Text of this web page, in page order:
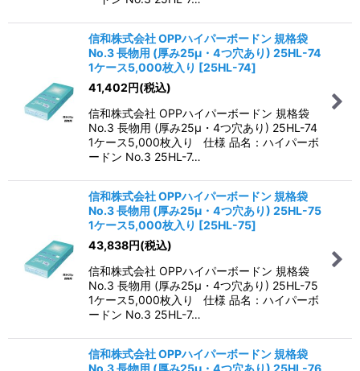
信和株式会社 OPPハイパーボードン 規格袋
No.3 長物用 (厚み25μ・4つ穴あり) 25HL-74
1ケース5,000枚入り [25HL-74]
41,402円(税込)
信和株式会社 OPPハイパーボードン 規格袋
No.3 長物用 (厚み25μ・4つ穴あり) 25HL-74
1ケース5,000枚入り 仕様 品名：ハイパーボ
ードン No.3 25HL-7…
信和株式会社 OPPハイパーボードン 規格袋
No.3 長物用 (厚み25μ・4つ穴あり) 25HL-75
1ケース5,000枚入り [25HL-75]
43,838円(税込)
信和株式会社 OPPハイパーボードン 規格袋
No.3 長物用 (厚み25μ・4つ穴あり) 25HL-75
1ケース5,000枚入り 仕様 品名：ハイパーボ
ードン No.3 25HL-7…
信和株式会社 OPPハイパーボードン 規格袋
No.3 長物用 (厚み25μ・4つ穴あり) 25HL-76